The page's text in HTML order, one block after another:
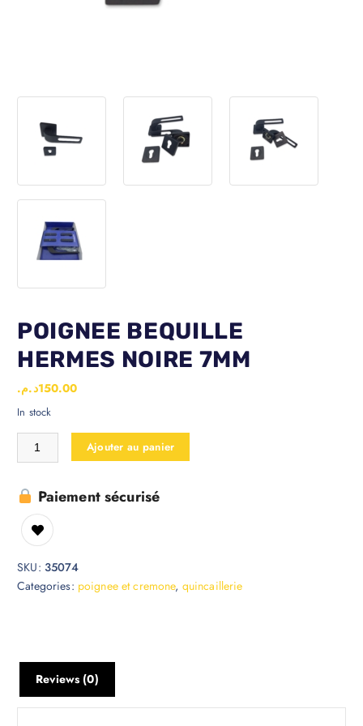
POIGNEE BEQUILLE
HERMES NOIRE 7MM
150.00د.م.
In stock
Ajouter au panier
Paiement sécurisé
SKU: 35074
Categories: poignee et cremone, quincaillerie
Reviews (0)